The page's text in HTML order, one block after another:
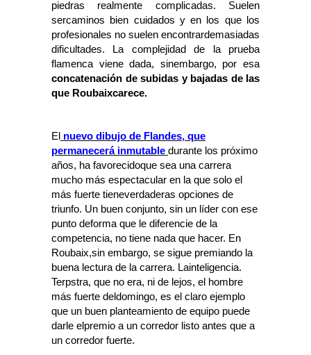
piedras realmente complicadas. Suelen
sercaminos bien cuidados y en los que los
profesionales no suelen encontrardemasiadas
dificultades. La complejidad de la prueba
flamenca viene dada, sinembargo, por esa
concatenación de subidas y bajadas de las
que Roubaixcarece.
El nuevo dibujo de Flandes, que
permanecerá inmutable durante los próximo
años, ha favorecidoque sea una carrera
mucho más espectacular en la que solo el
más fuerte tieneverdaderas opciones de
triunfo. Un buen conjunto, sin un líder con ese
punto deforma que le diferencie de la
competencia, no tiene nada que hacer. En
Roubaix,sin embargo, se sigue premiando la
buena lectura de la carrera. Lainteligencia.
Terpstra, que no era, ni de lejos, el hombre
más fuerte deldomingo, es el claro ejemplo
que un buen planteamiento de equipo puede
darle elpremio a un corredor listo antes que a
un corredor fuerte.